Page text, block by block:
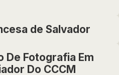
de Salvador
De Fotografia Em
Do CCCM